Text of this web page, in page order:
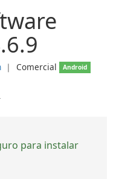
❘ Comercial
Android
para instalar